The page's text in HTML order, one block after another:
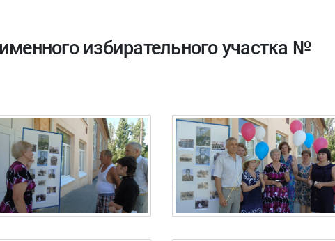
избирательного участка №